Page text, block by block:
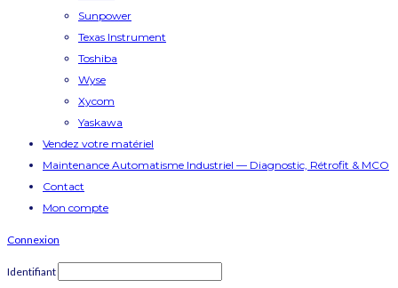
Sunpower
Texas Instrument
Toshiba
Wyse
Xycom
Yaskawa
Vendez votre matériel
Maintenance Automatisme Industriel — Diagnostic, Rétrofit & MCO
Contact
Mon compte
Connexion
Identifiant